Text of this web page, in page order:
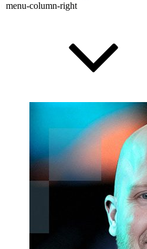
menu-column-right